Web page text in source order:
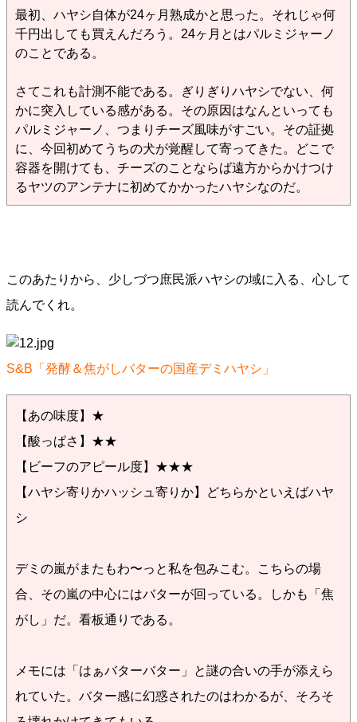
最初、ハヤシ自体が24ヶ月熟成かと思った。それじゃ何
千円出しても買えんだろう。24ヶ月とはパルミジャーノ
のことである。
さてこれも計測不能である。ぎりぎりハヤシでない、何
かに突入している感がある。その原因はなんといっても
パルミジャーノ、つまりチーズ風味がすごい。その証拠
に、今回初めてうちの犬が覚醒して寄ってきた。どこで
容器を開けても、チーズのことならば遠方からかけつけ
るヤツのアンテナに初めてかかったハヤシなのだ。
このあたりから、少しづつ庶民派ハヤシの域に入る、心して
読んでくれ。
S&B「発酵＆焦がしバターの国産デミハヤシ」
【あの味度】★
【酸っぱさ】★★
【ビーフのアピール度】★★★
【ハヤシ寄りかハッシュ寄りか】どちらかといえばハヤ
シ
デミの嵐がまたもわ〜っと私を包みこむ。こちらの場
合、その嵐の中心にはバターが回っている。しかも「焦
がし」だ。看板通りである。
メモには「はぁバターバター」と謎の合いの手が添えら
れていた。バター感に幻惑されたのはわかるが、そろそ